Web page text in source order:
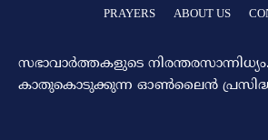
PRAYERS ABOUT US
സഭാവാര്‍ത്തകളുടെ
കാതുകൊടുക്കുന്ന ഓണ്‍ലൈന്‍